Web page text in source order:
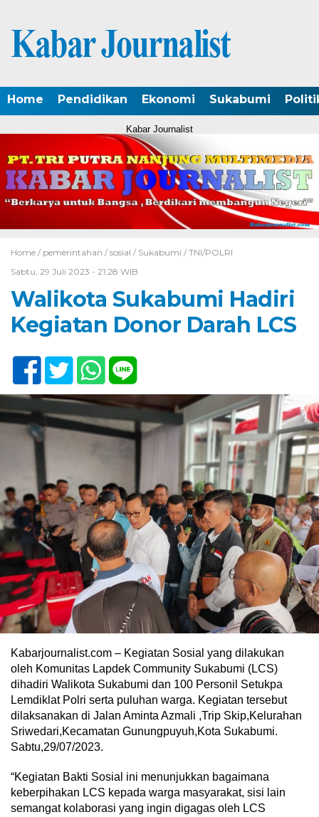
Home Pendidikan Ekonomi Sukabumi
Kabar Journalist
Home / pemerintahan / sosial / Sukabumi / TNI/POLRI
Sabtu, 29 Juli 2023 - 21:28 WIB
Walikota Sukabumi Hadiri
Kegiatan Donor Darah LCS
Kabarjournalist.com – Kegiatan Sosial yang dilakukan
oleh Komunitas Lapdek Community Sukabumi (LCS)
dihadiri Walikota Sukabumi dan 100 Personil Setukpa
Lemdiklat Polri serta puluhan warga. Kegiatan tersebut
dilaksanakan di Jalan Aminta Azmali ,Trip Skip,Kelurahan
Sriwedari,Kecamatan Gunungpuyuh,Kota Sukabumi.
Sabtu,29/07/2023.
“Kegiatan Bakti Sosial ini menunjukkan bagaimana
keberpihakan LCS kepada warga masyarakat, sisi lain
semangat kolaborasi yang ingin digagas oleh LCS